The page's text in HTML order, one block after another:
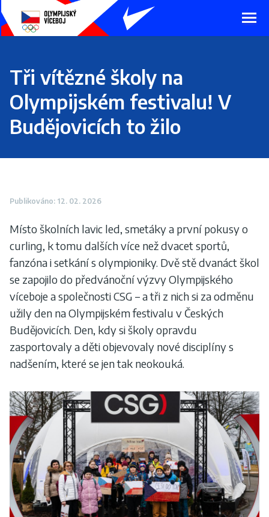
na
hlavní
obsah
Tři vítězné školy na
Olympijském festivalu! V
Budějovicích to žilo
Publikováno: 12. 02. 2026
Místo školních lavic led, smetáky a první pokusy o
curling, k tomu dalších více než dvacet sportů,
fanzóna i setkání s olympioniky. Dvě stě dvanáct škol
se zapojilo do předvánoční výzvy Olympijského
víceboje a společnosti CSG – a tři z nich si za odměnu
užily den na Olympijském festivalu v Českých
Budějovicích. Den, kdy si školy opravdu
zasportovaly a děti objevovaly nové disciplíny s
nadšením, které se jen tak neokouká.